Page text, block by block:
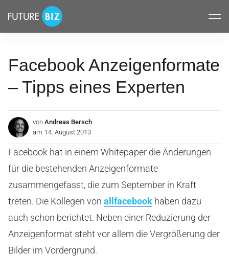
überspringen
FUTUREBIZ
Facebook Anzeigenformate
– Tipps eines Experten
von Andreas Bersch
am 14. August 2013
Facebook hat in einem Whitepaper die Änderungen
für die bestehenden Anzeigenformate
zusammengefasst, die zum September in Kraft
treten. Die Kollegen von allfacebook haben dazu
auch schon berichtet. Neben einer Reduzierung der
Anzeigenformat steht vor allem die Vergrößerung der
Bilder im Vordergrund.